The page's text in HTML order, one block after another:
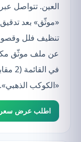
العين. تتواصل
«موثّق» بعد تدقيق
تنظيف فلل
عن ملف موثّق
«الكوكب الذهبي».
اطلب عرض سعر